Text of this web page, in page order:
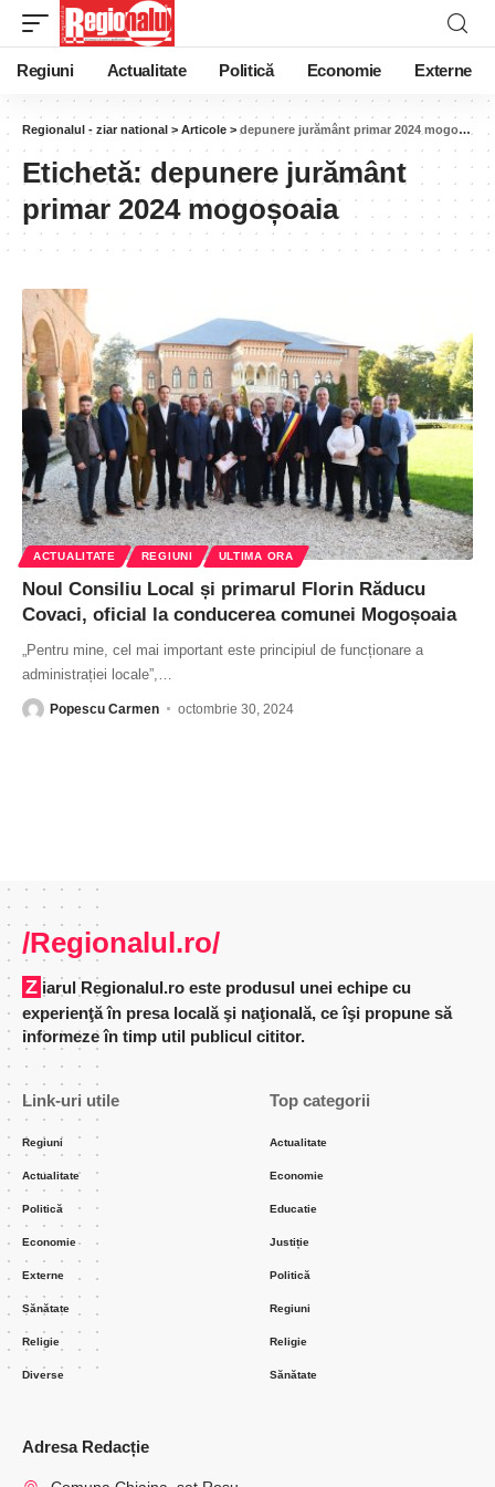
Regiuni Actualitate Politică Economie Externe
Regionalul - ziar national > Articole > depunere jurământ primar 2024 mogoșoaia
Etichetă: depunere jurământ
primar 2024 mogoșoaia
ACTUALITATE REGIUNI ULTIMA ORA
Noul Consiliu Local și primarul Florin Răducu
Covaci, oficial la conducerea comunei Mogoșoaia
„Pentru mine, cel mai important este principiul de funcționare a
administrației locale”,
Popescu Carmen octombrie 30, 2024
/Regionalul.ro/
Ziarul Regionalul.ro este produsul unei echipe cu
experienţă în presa locală şi naţională, ce îşi propune să
informeze în timp util publicul cititor.
Link-uri utile
Regiuni
Actualitate
Politică
Economie
Externe
Sănătate
Religie
Diverse
Top categorii
Actualitate
Economie
Educatie
Justiție
Politică
Regiuni
Religie
Sănătate
Adresa Redacție